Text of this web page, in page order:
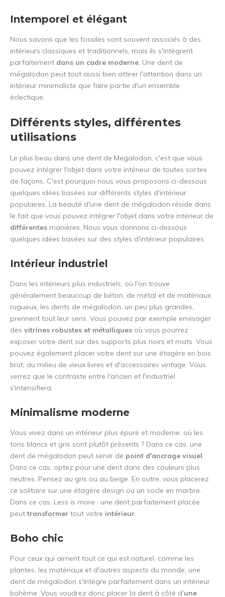
Intemporel et élégant
Nous savons que les fossiles sont souvent associés à des
intérieurs classiques et traditionnels, mais ils s'intègrent
parfaitement dans un cadre moderne. Une dent de
mégalodon peut tout aussi bien attirer l'attention dans un
intérieur minimaliste que faire partie d'un ensemble
éclectique.
Différents styles, différentes
utilisations
Le plus beau dans une dent de Megalodon, c'est que vous
pouvez intégrer l'objet dans votre intérieur de toutes sortes
de façons. C'est pourquoi nous vous proposons ci-dessous
quelques idées basées sur différents styles d'intérieur
populaires. La beauté d'une dent de mégalodon réside dans
le fait que vous pouvez intégrer l'objet dans votre intérieur de
différentes manières. Nous vous donnons ci-dessous
quelques idées basées sur des styles d'intérieur populaires.
Intérieur industriel
Dans les intérieurs plus industriels, où l'on trouve
généralement beaucoup de béton, de métal et de matériaux
rugueux, les dents de mégalodon, un peu plus grandes,
prennent tout leur sens. Vous pouvez par exemple envisager
des vitrines robustes et métalliques où vous pourrez
exposer votre dent sur des supports plus noirs et mats. Vous
pouvez également placer votre dent sur une étagère en bois
brut, au milieu de vieux livres et d'accessoires vintage. Vous
verrez que le contraste entre l'ancien et l'industriel
s'intensifiera.
Minimalisme moderne
Vous vivez dans un intérieur plus épuré et moderne, où les
tons blancs et gris sont plutôt présents ? Dans ce cas, une
dent de mégalodon peut servir de point d'ancrage visuel.
Dans ce cas, optez pour une dent dans des couleurs plus
neutres. Pensez au gris ou au beige. En outre, vous placerez
ce solitaire sur une étagère design ou un socle en marbre.
Dans ce cas, Less is more : une dent parfaitement placée
peuttransformer tout votre intérieur.
Boho chic
Pour ceux qui aiment tout ce qui est naturel, comme les
plantes, les matériaux et d'autres aspects du monde, une
dent de mégalodon s'intègre parfaitement dans un intérieur
bohème. Vous voudrez donc placer la dent à côté d'une